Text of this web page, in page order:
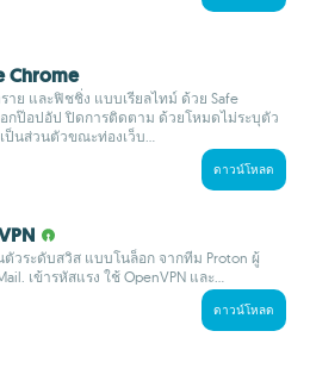
Chrome
าย และฟิชชิ่ง แบบเรียลไทม์ ด้วย Safe
อกป๊อปอัป ปิดการติดตาม ด้วยโหมดไม่ระบุตัว
ป็นส่วนตัวขณะท่องเว็บ...
ดาวน์โหลด
วระดับสวิส แบบโนล็อก จากทีม Proton ผู้
เข้ารหัสแรง ใช้ OpenVPN และ...
ดาวน์โหลด